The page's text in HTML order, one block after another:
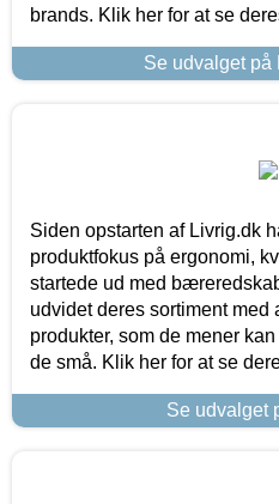
brands. Klik her for at se
Se udvalget på
Siden opstarten af Livrig.dk
produktfokus på ergonomi,
startede ud med
udvidet deres sortiment med
produkter, som de mener
de små. Klik her for at se
Se udvalget